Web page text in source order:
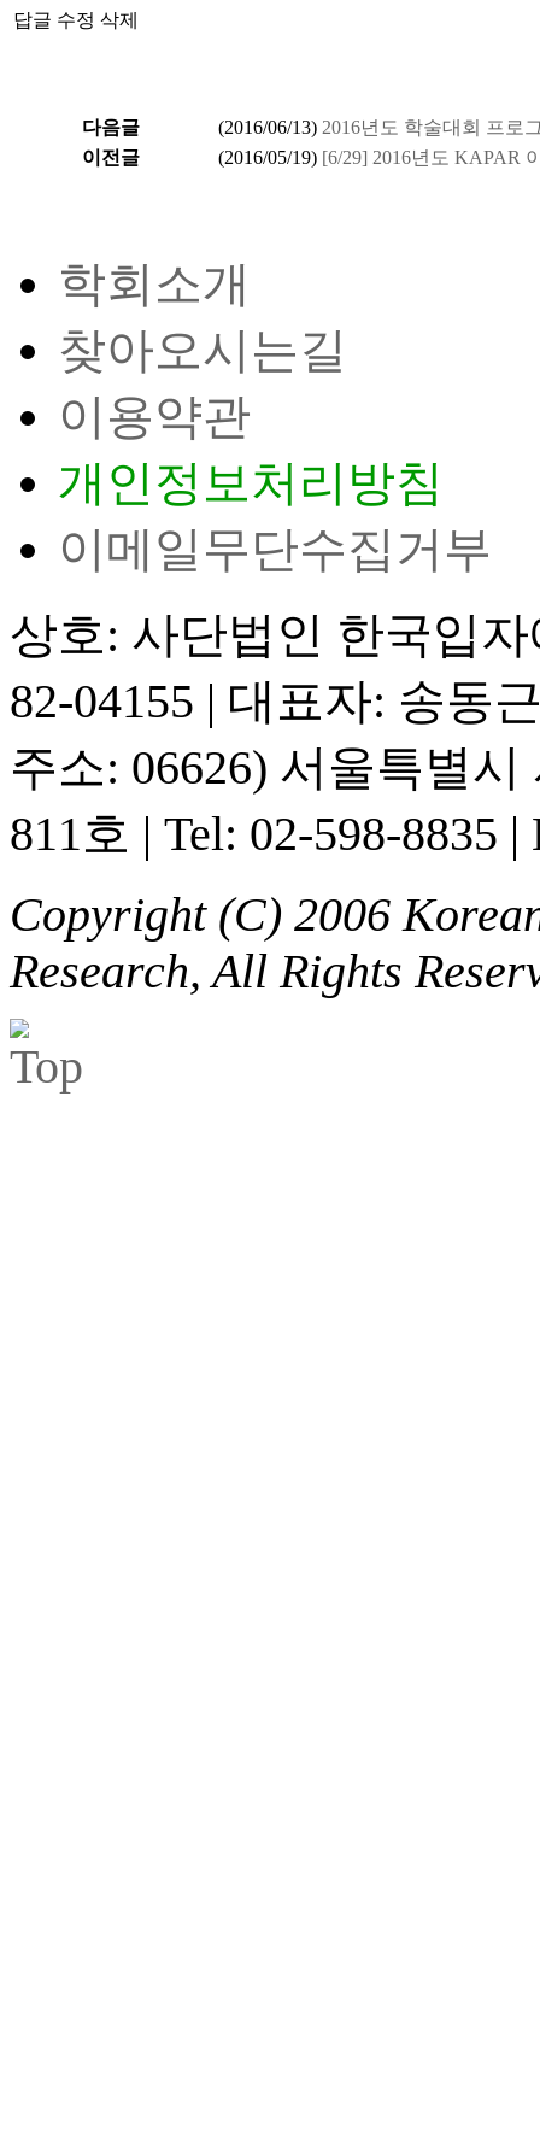
답글 수정 삭제
다음글 (2016/06/13) 2016년도 학술대회 프로
이전글
(2016/05/19) [6/29] 2016년도 KAPAR
학회소개
찾아오시는길
이용약관
개인정보처리방침
이메일무단수집거부
상호: 사단법인 한국입
82-04155 | 대표자: 송동
주소: 06626) 서울특별
811호 | Tel: 02-598-8835 |
Copyright (C) 2006
Research, All Rights